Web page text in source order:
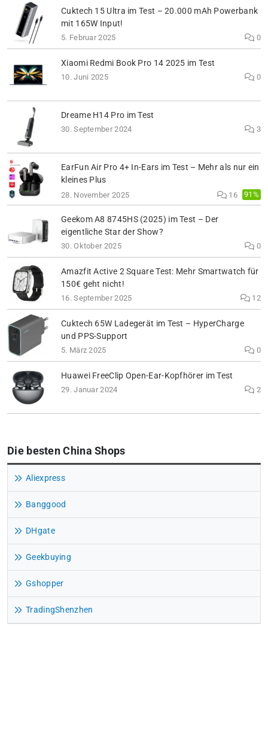
Cuktech 15 Ultra im Test – 20.000 mAh Powerbank
mit 165W Input!
5. Februar 2025 0
Xiaomi Redmi Book Pro 14 2025 im Test
10. Juni 2025 0
Dreame H14 Pro im Test
30. September 2024 3
EarFun Air Pro 4+ In-Ears im Test – Mehr als nur ein
kleines Plus
28. November 2025 16 91%
Geekom A8 8745HS (2025) im Test – Der
eigentliche Star der Show?
30. Oktober 2025 0
Amazfit Active 2 Square Test: Mehr Smartwatch für
150€ geht nicht!
16. September 2025 12
Cuktech 65W Ladegerät im Test – HyperCharge
und PPS-Support
5. März 2025 0
Huawei FreeClip Open-Ear-Kopfhörer im Test
29. Januar 2024 2
Die besten China Shops
Aliexpress
Banggood
DHgate
Geekbuying
Gshopper
TradingShenzhen